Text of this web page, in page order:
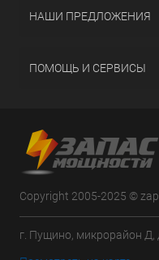
НАШИ ПРЕДЛОЖЕНИЯ
ПОМОЩЬ И СЕРВИСЫ
Copyright 2005-2025 ©
г. Пущино, микрорайон Д,